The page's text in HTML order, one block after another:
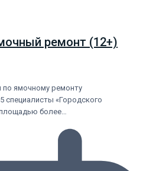
ремонт (12+)
ямочному ремонту
специалисты «Городского
более…